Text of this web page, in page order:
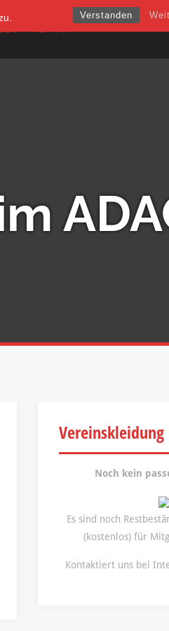
Verstanden
KONTAKT
Vereinskleidung
Noch kein
Es sind noch
(kostenlos) für
Kontaktiert uns bei